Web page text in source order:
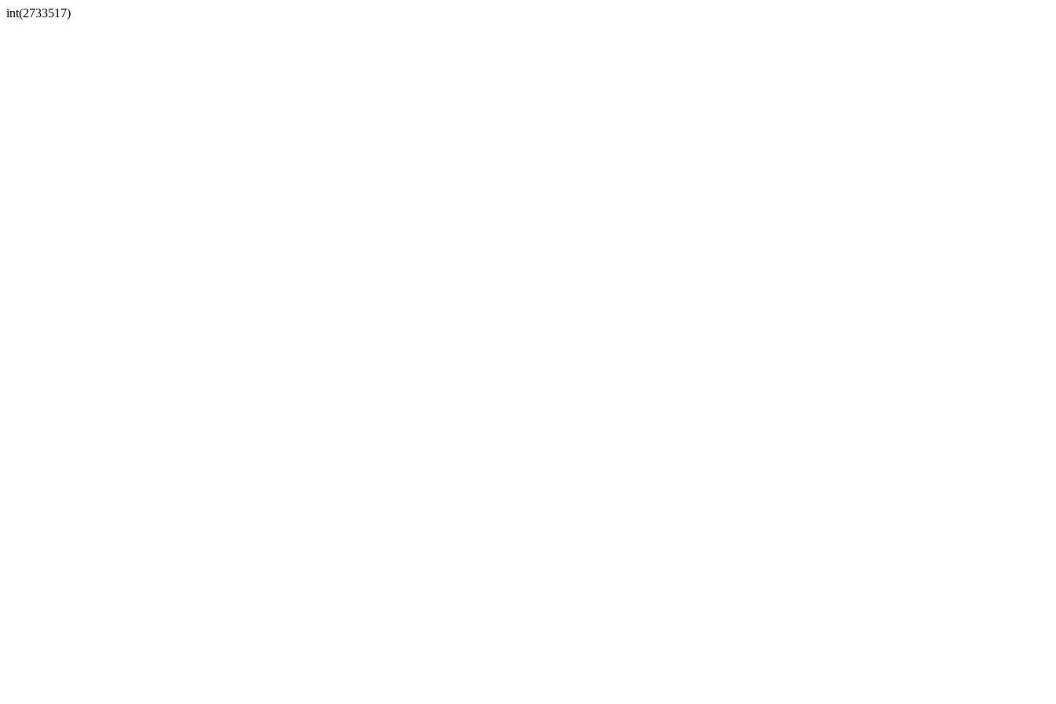
int(2733517)